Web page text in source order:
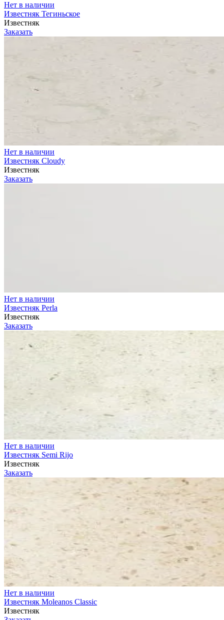
Нет в наличии
Известняк Тегиньское
Известняк
Заказать
Нет в наличии
Известняк Cloudy
Известняк
Заказать
Нет в наличии
Известняк Perla
Известняк
Заказать
Нет в наличии
Известняк Semi Rijo
Известняк
Заказать
Нет в наличии
Известняк Moleanos Classic
Известняк